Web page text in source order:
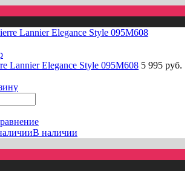
Lannier Elegance Style 095M608 5 995 руб.
В наличии